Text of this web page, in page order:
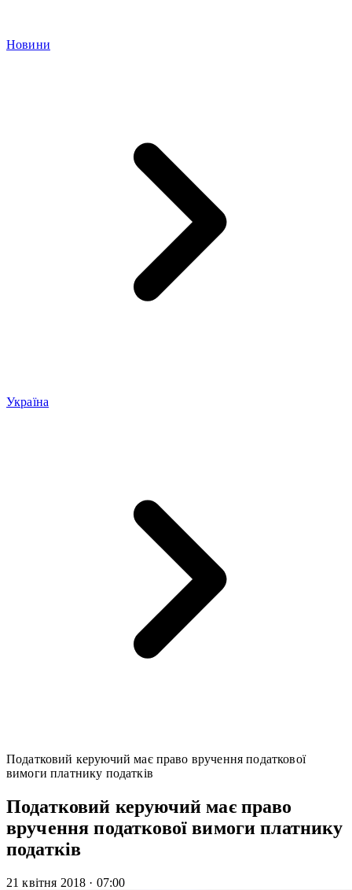
Новини
Україна
Податковий керуючий має право вручення податкової
вимоги платнику податків
Податковий керуючий має право
вручення податкової вимоги платнику
податків
21 квітня 2018 · 07:00